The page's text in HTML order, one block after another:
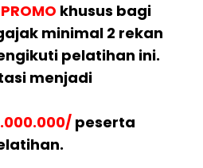
PROMO khusus bagi
minimal 2 rekan
pelatihan ini.
menjadi
peserta